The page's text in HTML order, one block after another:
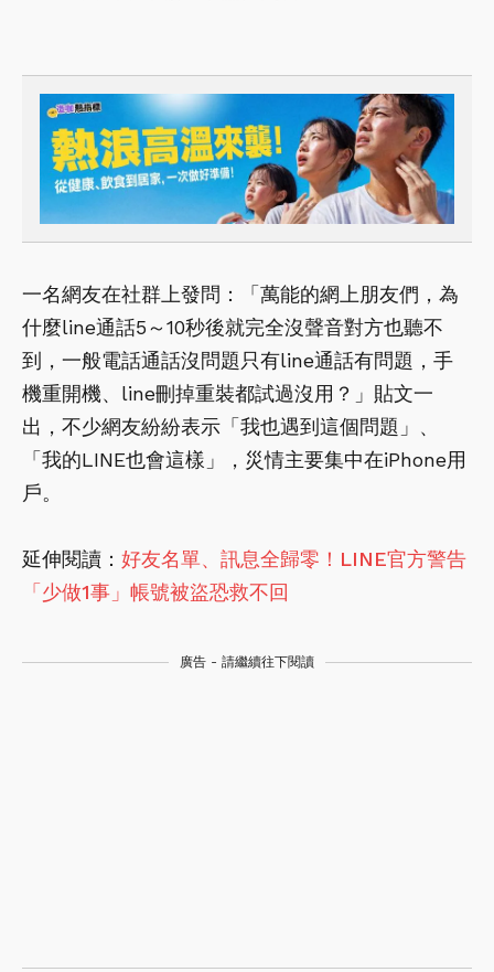
一名網友在社群上發問：「萬能的網上朋友們，為
什麼line通話5～10秒後就完全沒聲音對方也聽不
到，一般電話通話沒問題只有line通話有問題，手
機重開機、line刪掉重裝都試過沒用？」貼文一
出，不少網友紛紛表示「我也遇到這個問題」、
「我的LINE也會這樣」，災情主要集中在iPhone用
戶。
延伸閱讀： 好友名單、訊息全歸零！LINE官方警告
「少做1事」帳號被盜恐救不回
廣告 - 請繼續往下閱讀